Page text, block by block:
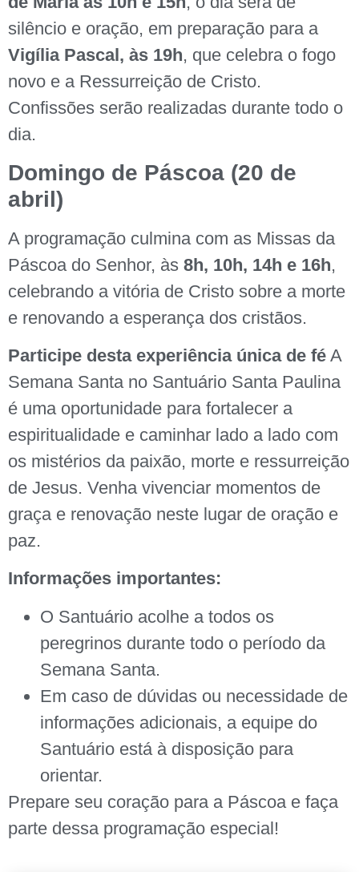
silêncio e oração, em preparação para a
Vigília Pascal, às 19h, que celebra o fogo
novo e a Ressurreição de Cristo.
Confissões serão realizadas durante todo o
dia.
Domingo de Páscoa (20 de
abril)
A programação culmina com as Missas da
Páscoa do Senhor, às 8h, 10h, 14h e 16h,
celebrando a vitória de Cristo sobre a morte
e renovando a esperança dos cristãos.
Participe desta experiência única de fé A
Semana Santa no Santuário Santa Paulina
é uma oportunidade para fortalecer a
espiritualidade e caminhar lado a lado com
os mistérios da paixão, morte e ressurreição
de Jesus. Venha vivenciar momentos de
graça e renovação neste lugar de oração e
paz.
Informações importantes:
O Santuário acolhe a todos os
peregrinos durante todo o período da
Semana Santa.
Em caso de dúvidas ou necessidade de
informações adicionais, a equipe do
Santuário está à disposição para
orientar.
Prepare seu coração para a Páscoa e faça
parte dessa programação especial!